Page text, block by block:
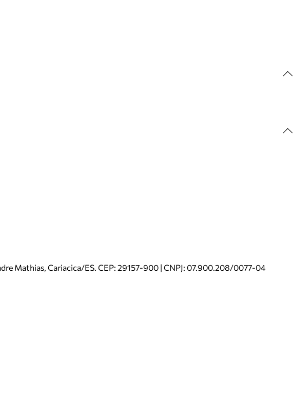
Mathias, Cariacica/ES. CEP: 29157-900 | CNPJ: 07.900.208/0077-04